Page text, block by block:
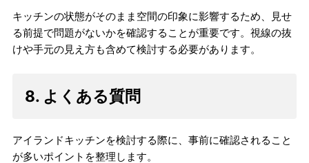
キッチンの状態がそのまま空間の印象に影響するため、見せ
る前提で問題がないかを確認することが重要です。視線の抜
けや手元の見え方も含めて検討する必要があります。
8. よくある質問
アイランドキッチンを検討する際に、事前に確認されること
が多いポイントを整理します。